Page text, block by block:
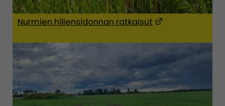
Nurmien hiilensidonnan ratkaisut